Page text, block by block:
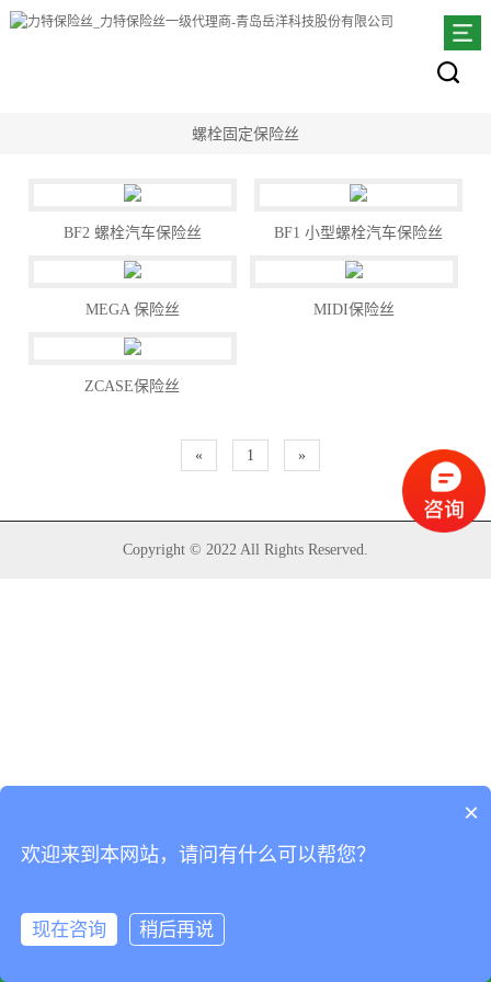
螺栓固定保险丝
BF2 螺栓汽车保险丝 BF1 小型螺栓汽车保险丝
MEGA 保险丝 MIDI保险丝
ZCASE保险丝
« 1 »
Copyright © 2022 All Rights Reserved.
×
欢迎来到本网站，请问有什么可以帮您？
现在咨询 稍后再说